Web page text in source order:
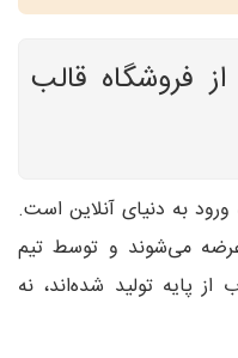
فروشگاه قالب
ورود به دنیای آنلاین است.
می‌شوند و توسط تیم
پایه تولید شده‌اند، نه